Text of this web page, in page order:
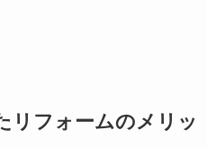
リフォームのメリッ